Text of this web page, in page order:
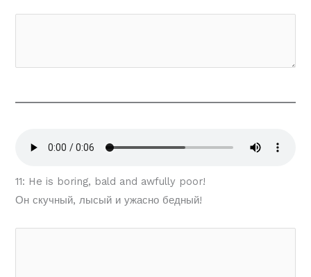
11: He is boring, bald and awfully poor!
Он скучный, лысый и ужасно бедный!